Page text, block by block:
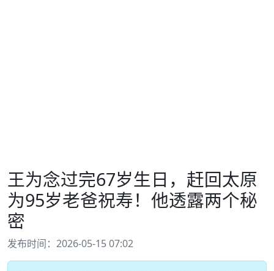
王为念过完67岁生日，赶回太原
为95岁老爸祝寿！他透露两个秘
密
发布时间：2026-05-15 07:02